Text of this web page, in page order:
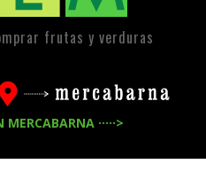
frutas y verduras
MERCABARNA ·····>